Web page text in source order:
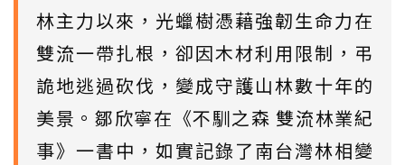
林主力以來，光蠟樹憑藉強韌生命力在
雙流一帶扎根，卻因木材利用限制，弔
詭地逃過砍伐，變成守護山林數十年的
美景。鄒欣寧在《不馴之森 雙流林業紀
事》一書中，如實記錄了南台灣林相變